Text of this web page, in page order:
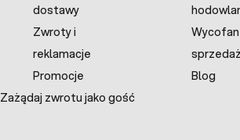
dostawy
Zwroty i
reklamacje
Promocje
Zażądaj zwrotu jako gość
Blog